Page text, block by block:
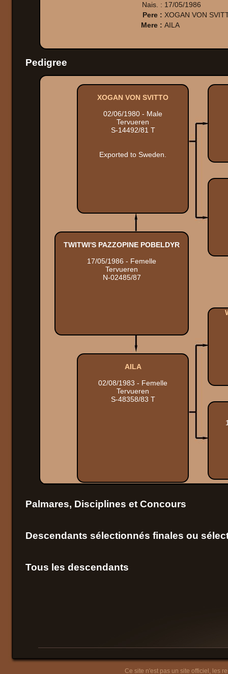
Nais. : 17/05/1986
Pere : XOGAN VON
Mere : AILA
Pedigree
XOGAN VON SVITTO
02/06/1980 - Male
Tervueren
S-14492/81 T
Exported to Sweden.
TWITWI'S PAZZOPINE POBELDYR
17/05/1986 - Femelle
Tervueren
N-02485/87
AILA
02/08/1983 - Femelle
Tervueren
S-48358/83 T
Palmares, Disciplines et Concours
Descendants sélectionnés finales ou
Tous les descendants
Ce site n'est pas un site officiel, les